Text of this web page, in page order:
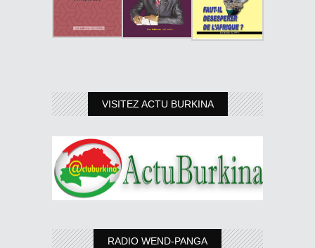
VISITEZ ACTU BURKINA
RADIO WEND-PANGA